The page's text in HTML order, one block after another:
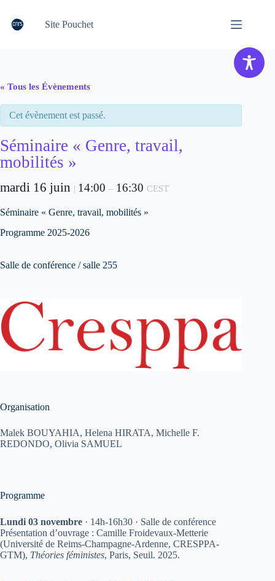
contenu
Site Pouchet
« Tous les Évènements
Cet évènement est passé.
Séminaire « Genre, travail,
mobilités »
mardi 16 juin | 14:00 – 16:30 CEST
Séminaire « Genre, travail, mobilités »
Programme 2025-2026
Salle de conférence / salle 255
Organisation
Malek BOUYAHIA, Helena HIRATA, Michelle F.
REDONDO, Olivia SAMUEL
Programme
Lundi 03 novembre · 14h-16h30 · Salle de conférence
Présentation d’ouvrage : Camille Froidevaux-Metterie
(Université de Reims-Champagne-Ardenne, CRESPPA-
GTM), Théories féministes, Paris, Seuil. 2025.